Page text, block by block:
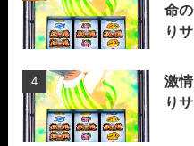
命
り
激
り